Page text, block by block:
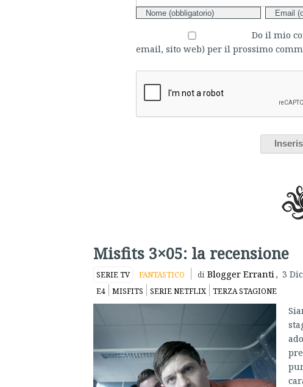
Do il mio
email, sito web) per il prossimo
Misfits 3×05: la recensione
SERIE TV FANTASTICO di Blogger Erranti , 3
E4 MISFITS SERIE NETFLIX TERZA STAGIONE